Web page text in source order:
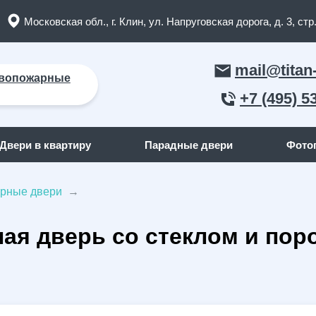
Московская обл., г. Клин, ул. Напруговская дорога, д. 3,
+7 (495)
ДВЕРИ
двери (165)
двери
С отделкой МДФ
С отделкой массив дерева
Двери в квартиру Парадные двери
двери →
дверь со стеклом и